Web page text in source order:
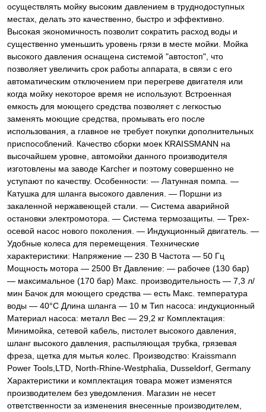
осуществлять мойку высоким давлением в труднодоступных
местах, делать это качественно, быстро и эффективно.
Высокая экономичность позволит сократить расход воды и
существенно уменьшить уровень грязи в месте мойки. Мойка
высокого давления оснащена системой "автостоп", что
позволяет увеличить срок работы аппарата, в связи с его
автоматическим отключением при перегреве двигателя или
когда мойку некоторое время не используют. Встроенная
емкость для моющего средства позволяет с легкостью
заменять моющие средства, промывать его после
использования, а главное не требует покупки дополнительных
приспособлений. Качество сборки моек KRAISSMANN на
высочайшем уровне, автомойки данного производителя
изготовлены ма заводе Karcher и поэтому совершенно не
уступают по качеству. Особенности: ― Латунная помпа. ―
Катушка для шланга высокого давления. ― Поршни из
закаленной нержавеющей стали. ― Система аварийной
остановки электромотора. ― Система термозащиты. ― Трех-
осевой насос нового поколения. ― Индукционный двигатель. ―
Удобные колеса для перемещения. Технические
характеристики: Напряжение ― 230 В Частота ― 50 Гц
Мощность мотора ― 2500 Вт Давление: ― рабочее (130 бар)
― максимальное (170 бар) Макс. производительность ― 7,3 л/
мин Бачок для моющего средства ― есть Макс. температура
воды ― 40°С Длина шланга ― 10 м Тип насоса: индукционный
Материал насоса: металл Вес ― 29,2 кг Комплектация:
Минимойка, сетевой кабель, пистолет высокого давления,
шланг высокого давления, распыляющая трубка, грязевая
фреза, щетка для мытья колес. Производство: Kraissmann
Power Tools,LTD, North-Rhine-Westphalia, Dusseldorf, Germany
Характеристики и комплектация товара может изменятся
производителем без уведомления. Магазин не несет
ответственности за изменения внесенные производителем,